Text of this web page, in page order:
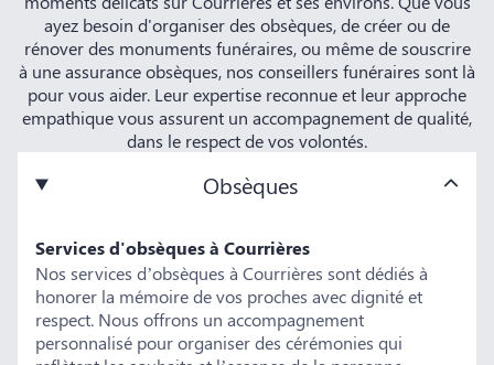
ayez besoin d'organiser des obsèques, de créer ou de
rénover des monuments funéraires, ou même de souscrire
à une assurance obsèques, nos conseillers funéraires sont là
pour vous aider. Leur expertise reconnue et leur approche
empathique vous assurent un accompagnement de qualité,
dans le respect de vos volontés.
Obsèques
Services d'obsèques à Courrières
Nos services d’obsèques à Courrières sont dédiés à
honorer la mémoire de vos proches avec dignité et
respect. Nous offrons un accompagnement
personnalisé pour organiser des cérémonies qui